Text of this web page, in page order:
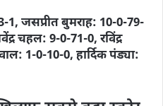
1, जसप्रीत बुमराह: 10-0-79-
चहल: 9-0-71-0, रविंद्र
1-0-10-0, हार्दिक पंड्या: